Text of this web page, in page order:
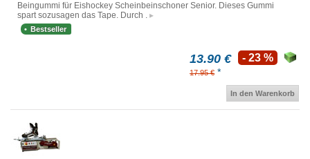
Beingummi für Eishockey Scheinbeinschoner Senior. Dieses Gummi
spart sozusagen das Tape. Durch .
Bestseller
13.90 €
17.95 € *
- 23 %
In den Warenkorb